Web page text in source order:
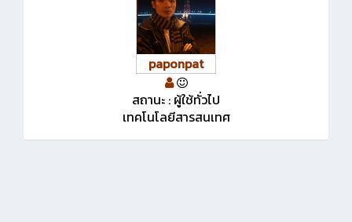
paponpat
สถานะ : ผู้ใช้ทั่วไป
เทคโนโลยีสารสนเทศ